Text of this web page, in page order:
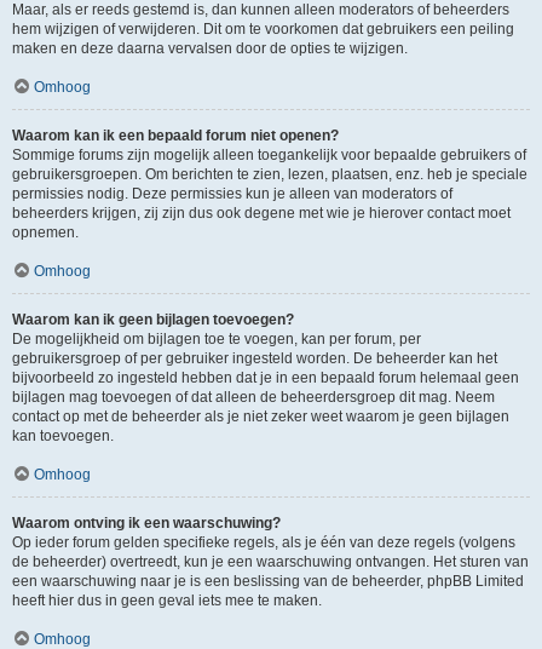
Maar, als er reeds gestemd is, dan kunnen alleen moderators of beheerders
hem wijzigen of verwijderen. Dit om te voorkomen dat gebruikers een peiling
maken en deze daarna vervalsen door de opties te wijzigen.
Omhoog
Waarom kan ik een bepaald forum niet openen?
Sommige forums zijn mogelijk alleen toegankelijk voor bepaalde gebruikers of
gebruikersgroepen. Om berichten te zien, lezen, plaatsen, enz. heb je speciale
permissies nodig. Deze permissies kun je alleen van moderators of
beheerders krijgen, zij zijn dus ook degene met wie je hierover contact moet
opnemen.
Omhoog
Waarom kan ik geen bijlagen toevoegen?
De mogelijkheid om bijlagen toe te voegen, kan per forum, per
gebruikersgroep of per gebruiker ingesteld worden. De beheerder kan het
bijvoorbeeld zo ingesteld hebben dat je in een bepaald forum helemaal geen
bijlagen mag toevoegen of dat alleen de beheerdersgroep dit mag. Neem
contact op met de beheerder als je niet zeker weet waarom je geen bijlagen
kan toevoegen.
Omhoog
Waarom ontving ik een waarschuwing?
Op ieder forum gelden specifieke regels, als je één van deze regels (volgens
de beheerder) overtreedt, kun je een waarschuwing ontvangen. Het sturen van
een waarschuwing naar je is een beslissing van de beheerder, phpBB Limited
heeft hier dus in geen geval iets mee te maken.
Omhoog